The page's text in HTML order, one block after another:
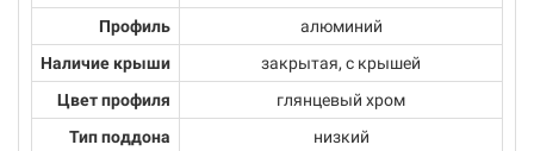
Профиль
алюминий
Наличие крыши
закрытая, с крышей
Цвет профиля
глянцевый хром
Тип поддона
низкий